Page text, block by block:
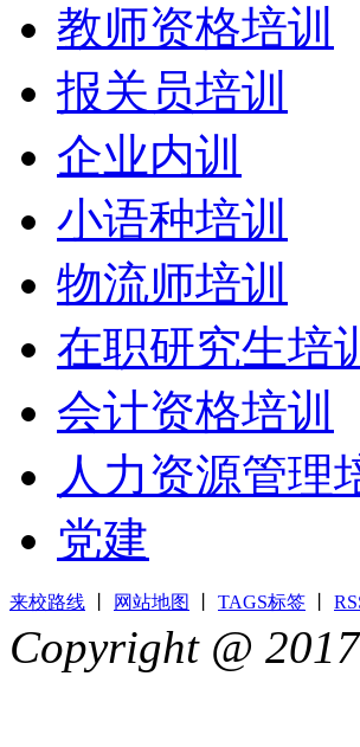
教师资格培训
报关员培训
企业内训
小语种培训
物流师培训
在职研究生培
会计资格培训
人力资源管理
党建
来校路线 网站地图 TAGS标签
Copyright @